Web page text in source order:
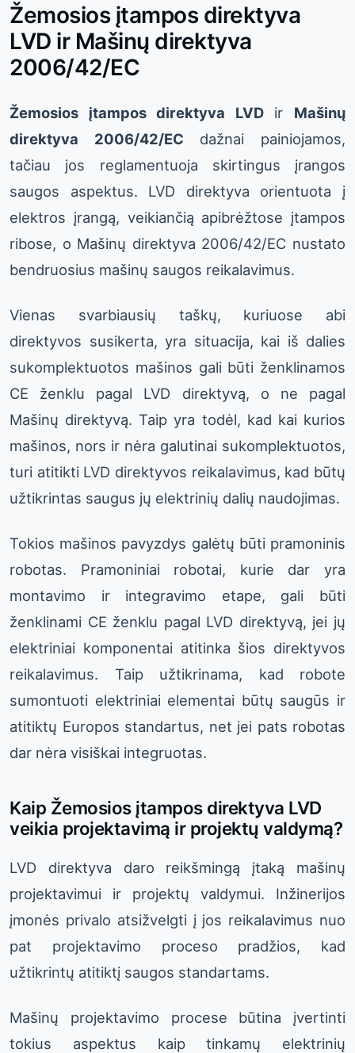
Žemosios įtampos direktyva
LVD ir Mašinų direktyva
2006/42/EC
Žemosios įtampos direktyva LVDir Mašinų
direktyva 2006/42/EC dažnai painiojamos,
tačiau jos reglamentuoja skirtingus įrangos
saugos aspektus. LVD direktyva orientuota į
elektros įrangą, veikiančią apibrėžtose įtampos
ribose, o Mašinų direktyva 2006/42/EC nustato
bendruosius mašinų saugos reikalavimus.
Vienas svarbiausių taškų, kuriuose abi
direktyvos susikerta, yra situacija, kai iš dalies
sukomplektuotos mašinos gali būti ženklinamos
CE ženklu pagal LVD direktyvą, o ne pagal
Mašinų direktyvą. Taip yra todėl, kad kai kurios
mašinos, nors ir nėra galutinai sukomplektuotos,
turi atitikti LVD direktyvos reikalavimus, kad būtų
užtikrintas saugus jų elektrinių dalių naudojimas.
Tokios mašinos pavyzdys galėtų būti pramoninis
robotas. Pramoniniai robotai, kurie dar yra
montavimo ir integravimo etape, gali būti
ženklinami CE ženklu pagal LVD direktyvą, jei jų
elektriniai komponentai atitinka šios direktyvos
reikalavimus. Taip užtikrinama, kad robote
sumontuoti elektriniai elementai būtų saugūs ir
atitiktų Europos standartus, net jei pats robotas
dar nėra visiškai integruotas.
Kaip Žemosios įtampos direktyva LVD
veikia projektavimą ir projektų valdymą?
LVD direktyva daro reikšmingą įtaką mašinų
projektavimui ir projektų valdymui. Inžinerijos
įmonės privalo atsižvelgti į jos reikalavimus nuo
pat projektavimo proceso pradžios, kad
užtikrintų atitiktį saugos standartams.
Mašinų projektavimo procese būtina įvertinti
tokius aspektus kaip tinkamų elektrinių